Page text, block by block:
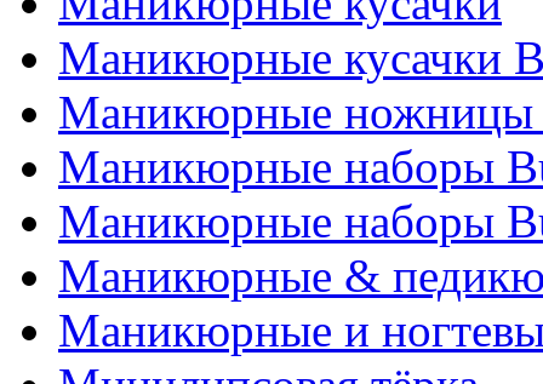
Маникюрные кусачки
Маникюрные ножницы
Маникюрные наборы
Маникюрные наборы
Маникюрные &
Маникюрные и